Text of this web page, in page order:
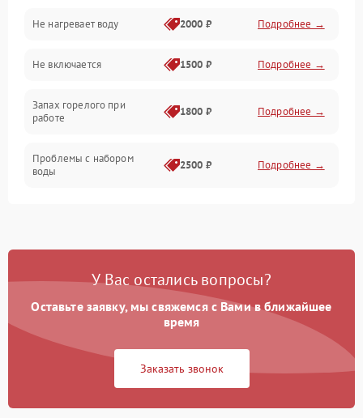
Программное обеспечение
Не нагревает воду 2000 ₽ Подробнее →
Не включается 1500 ₽ Подробнее →
Запах горелого при
работе
1800 ₽ Подробнее →
Проблемы с набором
воды
2500 ₽ Подробнее →
Замена платы управления 2200 ₽ Подробнее →
У Вас остались вопросы?
Оставьте заявку, мы свяжемся с Вами в ближайшее
время
Заказать звонок